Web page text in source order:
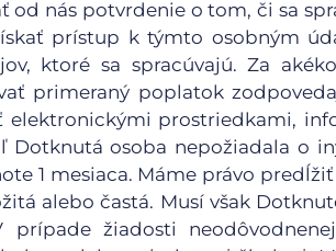
od nás potvrdenie o tom, či sa
prístup k týmto osobným
ktoré sa spracúvajú. Za
primeraný poplatok
elektronickými prostriedkami,
Dotknutá osoba nepožiadala o
1 mesiaca. Máme právo
alebo častá. Musí však
prípade žiadosti